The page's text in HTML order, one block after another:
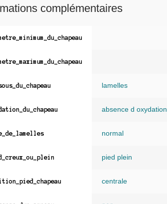
complémentaires
lamelles
absence d oxydation
normal
pied plein
centrale